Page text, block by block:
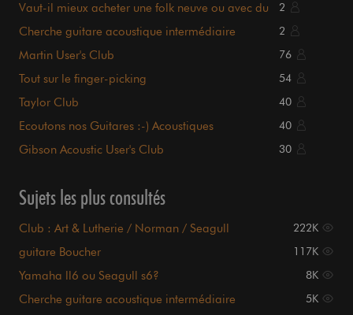
Vaut-il mieux acheter une folk neuve ou avec du
2
Cherche guitare acoustique intermédiaire
2
Martin User's Club 76
Tout sur le finger-picking 54
Taylor Club 40
Ecoutons nos Guitares :-) Acoustiques 40
Gibson Acoustic User's Club 30
Sujets les plus consultés
Club : Art & Lutherie / Norman / Seagull 222K
guitare Boucher 117K
Yamaha ll6 ou Seagull s6? 8K
Cherche guitare acoustique intermédiaire
5K